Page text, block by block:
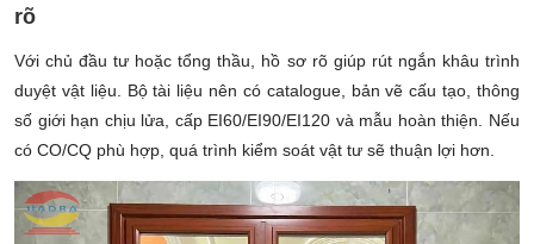
rõ
Với chủ đầu tư hoặc tổng thầu, hồ sơ rõ giúp rút ngắn khâu trình
duyệt vật liệu. Bộ tài liệu nên có catalogue, bản vẽ cấu tạo, thông
số giới hạn chịu lửa, cấp EI60/EI90/EI120 và mẫu hoàn thiện. Nếu
có CO/CQ phù hợp, quá trình kiểm soát vật tư sẽ thuận lợi hơn.